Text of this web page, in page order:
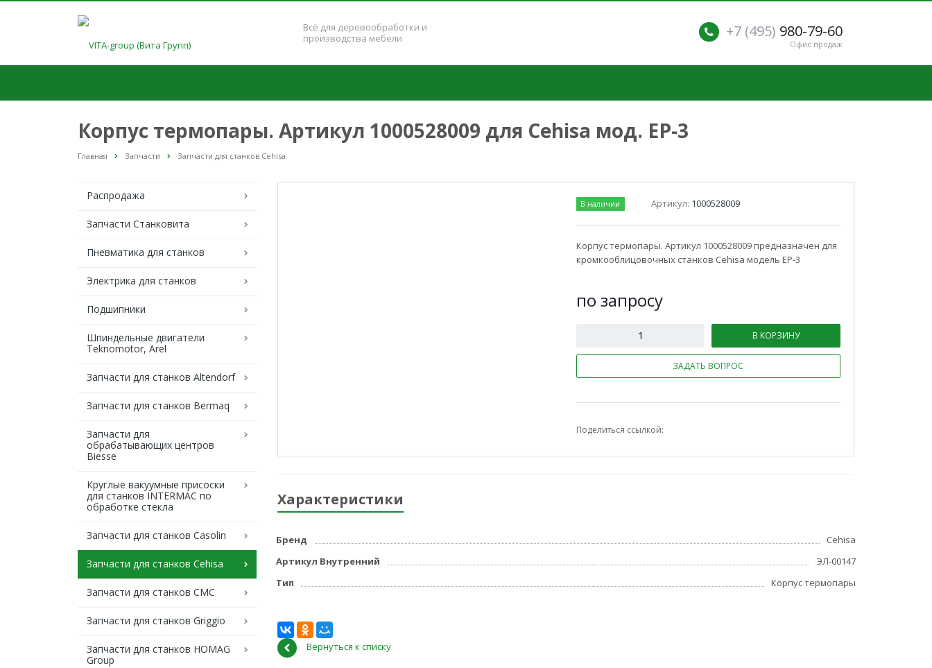
Всё для деревообработки и
производства мебели
+7 (495) 980-79-60
Офис продаж
Корпус термопары. Артикул 1000528009 для Cehisa мод. EP-3
Главная Запчасти Запчасти для станков Cehisa
Распродажа
Запчасти Станковита
Пневматика для станков
Электрика для станков
Подшипники
Шпиндельные двигатели
Teknomotor, Arel
Запчасти для станков Altendorf
Запчасти для станков Bermaq
Запчасти для
обрабатывающих центров
Biesse
Круглые вакуумные присоски
для станков INTERMAC по
обработке стекла
Запчасти для станков Casolin
Запчасти для станков Cehisa
Запчасти для станков CMC
Запчасти для станков Griggio
Запчасти для станков HOMAG
Group
В наличии Артикул: 1000528009
Корпус термопары. Артикул 1000528009 предназначен для
кромкооблицовочных станков Cehisa модель EP-3
по запросу
В КОРЗИНУ
ЗАДАТЬ ВОПРОС
Поделиться ссылкой:
Характеристики
Бренд
Cehisa
Артикул Внутренний
ЭЛ-00147
Тип
Корпус термопары
Вернуться к списку